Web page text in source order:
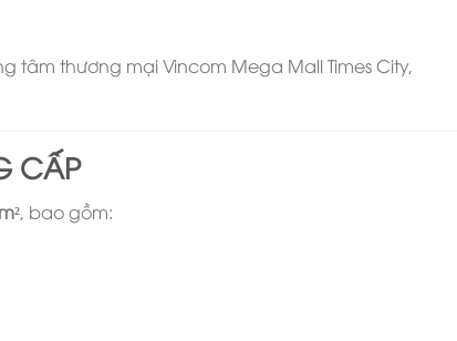
tâm thương mại Vincom Mega Mall Times City,
CẤP
, bao gồm: